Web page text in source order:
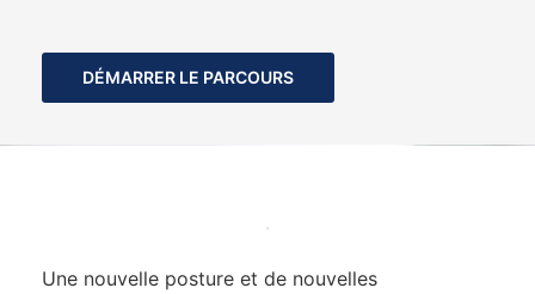
DÉMARRER LE PARCOURS
Une nouvelle posture et de nouvelles